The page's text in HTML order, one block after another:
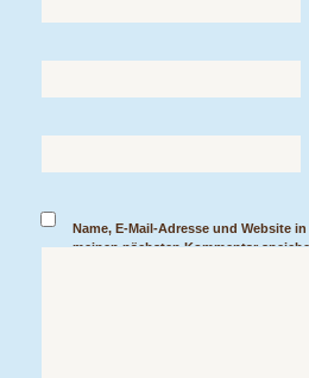
Name, E-Mail-Adresse und Website
meinen nächsten Kommentar